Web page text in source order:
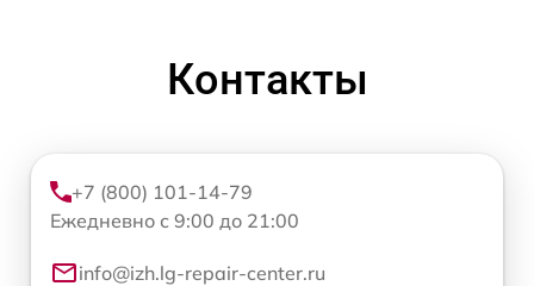
Контакты
+7 (800) 101-14-79
Ежедневно с 9:00 до 21:00
info@izh.lg-repair-center.ru